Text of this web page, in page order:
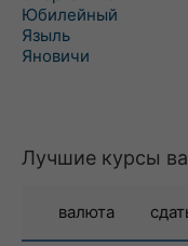
Юбилейный
Языль
Яновичи
Лучшие курсы
валюта